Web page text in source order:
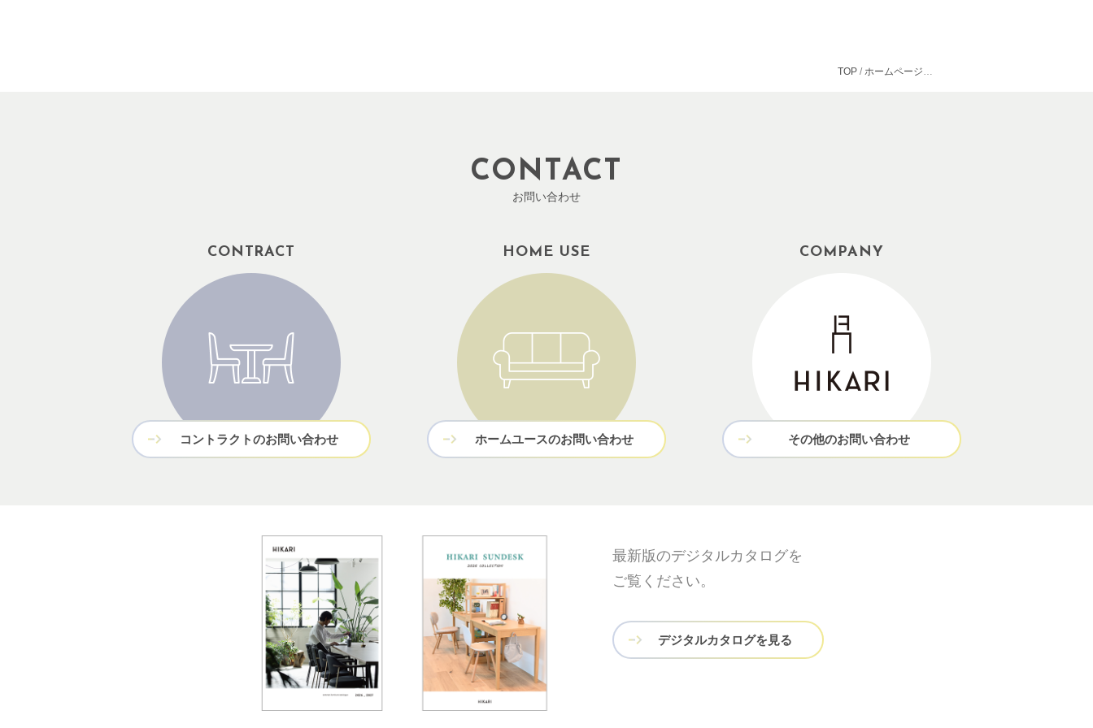
TOP ホームページリニューアルのお知らせ
CONTACT
お問い合わせ
CONTRACT
コントラクトのお問い合わせ
HOME USE
ホームユースのお問い合わせ
COMPANY
その他のお問い合わせ
最新版のデジタルカタログを
ご覧ください。
デジタルカタログを見る